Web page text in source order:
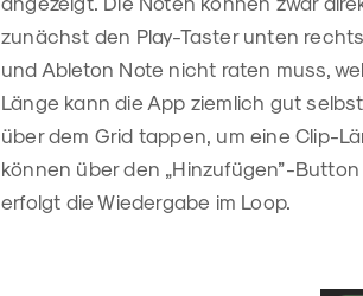
zunächst den Play-Taster unten
und Ableton Note nicht raten muss,
Länge kann die App ziemlich gut
über dem Grid tappen, um eine Clip-
können über den „Hinzufügen”-
erfolgt die Wiedergabe im Loop.